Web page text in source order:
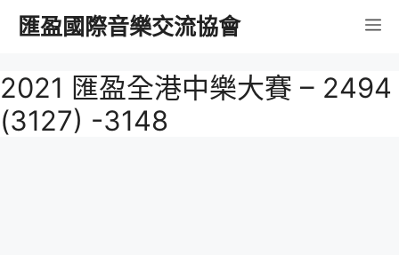
容
匯盈國際音樂交流協會 選
單
2021 匯盈全港中樂大賽 – 2494
(3127) -3148